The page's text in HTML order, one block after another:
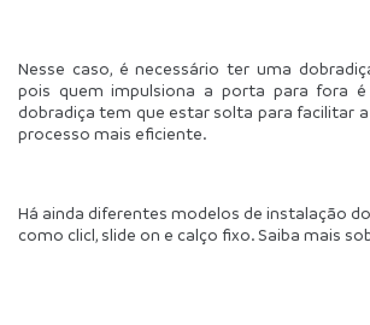
Nesse caso, é necessário ter uma
pois quem impulsiona a porta para fora
dobradiça tem que estar solta para facilitar
processo mais eficiente.
Há ainda diferentes modelos de instalação
como clicl, slide on e calço fixo. Saiba mais